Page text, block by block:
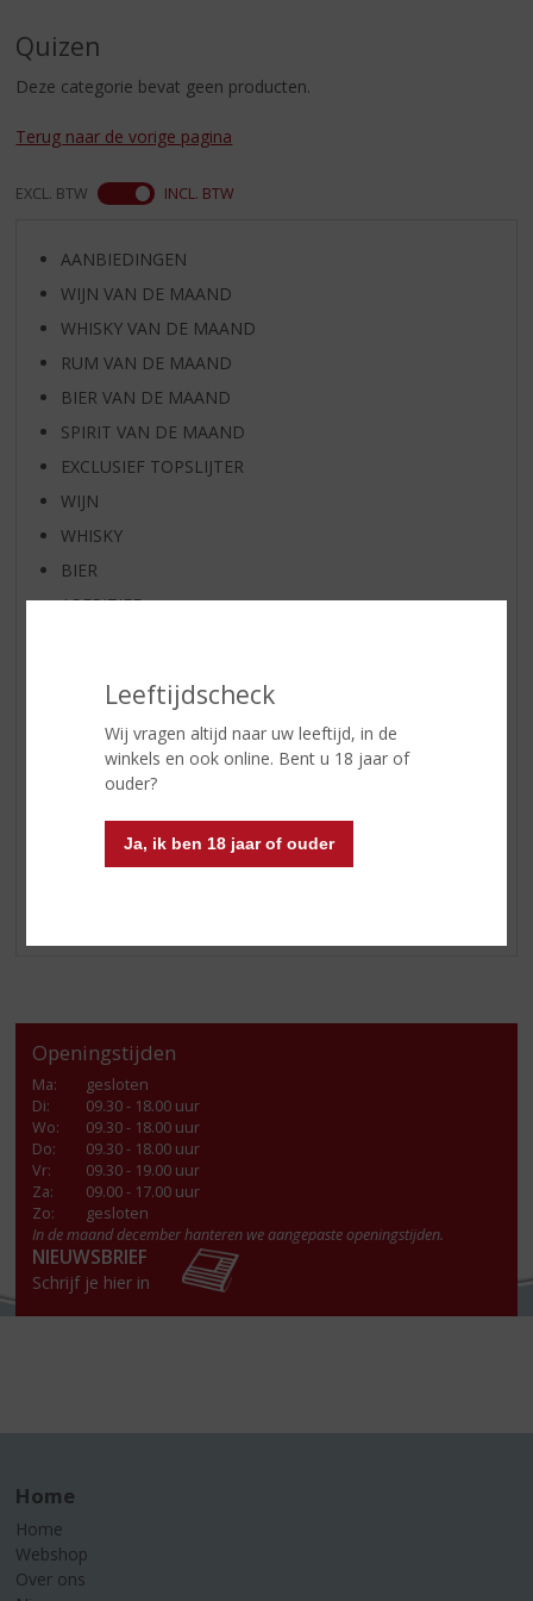
r
i
g
n
a
Leeftijdscheck
Wij vragen altijd naar uw leeftijd, in de
winkels en ook online. Bent u 18 jaar of
ouder?
Ja, ik ben 18 jaar of ouder
Quizen
Deze categorie bevat geen producten.
Terug naar de vorige pagina
EXCL. BTW INCL. BTW
AANBIEDINGEN
WIJN VAN DE MAAND
WHISKY VAN DE MAAND
RUM VAN DE MAAND
BIER VAN DE MAAND
SPIRIT VAN DE MAAND
EXCLUSIEF TOPSLIJTER
WIJN
WHISKY
BIER
APERITIEF
KANT EN KLAAR
FRISDRANK
GLASWERK
(RELATIE)GESCHENKEN
Openingstijden
Ma:
gesloten
Di:
09.30 - 18.00 uur
Wo:
09.30 - 18.00 uur
Do:
09.30 - 18.00 uur
Vr:
09.30 - 19.00 uur
Za:
09.00 - 17.00 uur
Zo:
gesloten
In de maand december hanteren we aangepaste openingstijden.
NIEUWSBRIEF
Schrijf je hier in
Home
Home
Webshop
Over ons